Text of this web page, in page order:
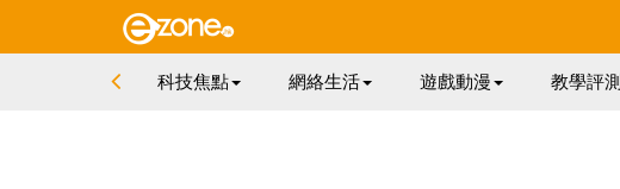
科技焦點 網絡生活 遊戲動漫 教學評測